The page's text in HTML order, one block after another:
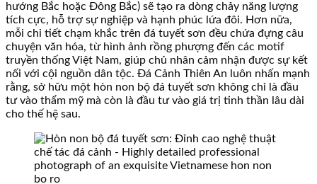
hướng Bắc hoặc Đông Bắc) sẽ tạo ra dòng chảy năng lượng
tích cực, hỗ trợ sự nghiệp và hạnh phúc lứa đôi. Hơn nữa,
mỗi chi tiết chạm khắc trên đá tuyết sơn đều chứa đựng câu
chuyện văn hóa, từ hình ảnh rồng phượng đến các motif
truyền thống Việt Nam, giúp chủ nhân cảm nhận được sự kết
nối với cội nguồn dân tộc. Đá Cảnh Thiên An luôn nhấn mạnh
rằng, sở hữu một hòn non bộ đá tuyết sơn không chỉ là đầu
tư vào thẩm mỹ mà còn là đầu tư vào giá trị tinh thần lâu dài
cho thế hệ sau.